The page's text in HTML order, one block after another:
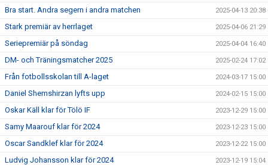
Bra start. Andra segern i andra matchen 2025-04-13 20:38
Stark premiär av herrlaget 2025-04-06 21:29
Seriepremiär på söndag 2025-04-04 16:40
DM- och Träningsmatcher 2025 2025-02-24 17:02
Från fotbollsskolan till A-laget 2024-03-17 15:00
Daniel Shemshirzan lyfts upp 2024-02-15 15:00
Oskar Käll klar för Tölö IF 2023-12-29 15:00
Samy Maarouf klar för 2024 2023-12-23 15:00
Oscar Sandklef klar för 2024 2023-12-22 15:00
Ludvig Johansson klar för 2024 2023-12-19 15:04